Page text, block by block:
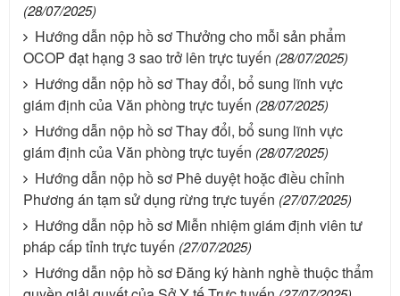
(28/07/2025)
Hướng dẫn nộp hồ sơ Thưởng cho mỗi sản phẩm
OCOP đạt hạng 3 sao trở lên trực tuyến (28/07/2025)
Hướng dẫn nộp hồ sơ Thay đổi, bổ sung lĩnh vực
giám định của Văn phòng trực tuyến (28/07/2025)
Hướng dẫn nộp hồ sơ Thay đổi, bổ sung lĩnh vực
giám định của Văn phòng trực tuyến (28/07/2025)
Hướng dẫn nộp hồ sơ Phê duyệt hoặc điều chỉnh
Phương án tạm sử dụng rừng trực tuyến (27/07/2025)
Hướng dẫn nộp hồ sơ Miễn nhiệm giám định viên tư
pháp cấp tỉnh trực tuyến (27/07/2025)
Hướng dẫn nộp hồ sơ Đăng ký hành nghề thuộc thẩm